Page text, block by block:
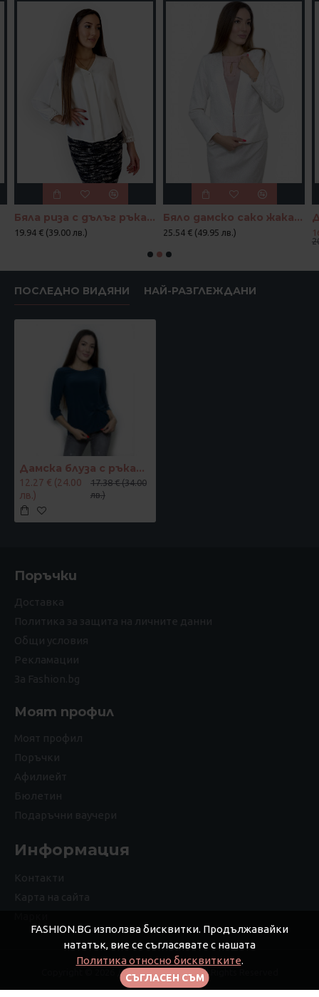
Бяла риза с дълъг ръкав и скрито закопчаване
19.94 € (39.00 лв.)
Бяло дамско сако жакард
25.54 € (49.95 лв.)
ПОСЛЕДНО ВИДЯНИ НАЙ-РАЗГЛЕЖДАНИ
Дамска блуза с ръкав 7/8 и ефектен възел цвят петрол
12.27 € (24.00
лв.)
17.38 € (34.00
лв.)
Поръчки
Доставка
Политика за защита на личните данни
Общи условия
Рекламации
За Fashion.bg
Моят профил
Моят профил
Поръчки
Афилиейт
Бюлетин
Подаръчни ваучери
Информация
Контакти
Карта на сайта
Copyright © 2026 Дизайнерс ЕООД, All Rights Reserved
СЪГЛАСЕН СЪМ
FASHION.BG използва бисквитки. Продължавайки
нататък, вие се съгласявате с нашата
Политика относно бисквитките.